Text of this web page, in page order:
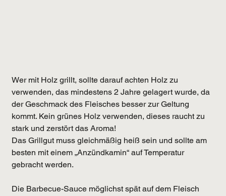
Wer mit Holz grillt, sollte darauf achten Holz zu
verwenden, das mindestens 2 Jahre gelagert wurde, da
der Geschmack des Fleisches besser zur Geltung
kommt. Kein grünes Holz verwenden, dieses raucht zu
stark und zerstört das Aroma!
Das Grillgut muss gleichmäßig heiß sein und sollte am
besten mit einem „Anzündkamin“ auf Temperatur
gebracht werden.
Die Barbecue-Sauce möglichst spät auf dem Fleisch